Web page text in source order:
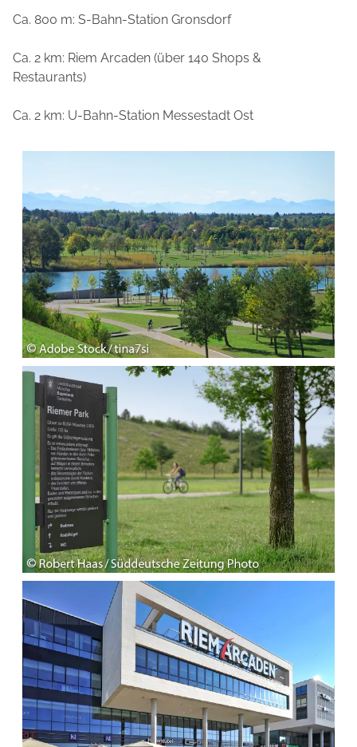
Ca. 800 m: S-Bahn-Station Gronsdorf
Ca. 2 km: Riem Arcaden (über 140 Shops &
Restaurants)
Ca. 2 km: U-Bahn-Station Messestadt Ost